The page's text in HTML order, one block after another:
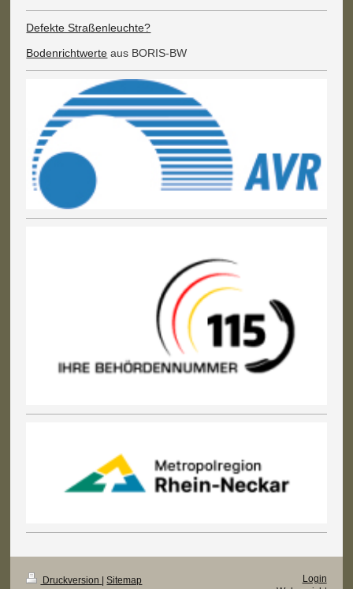
Defekte Straßenleuchte?
Bodenrichtwerte aus BORIS-BW
Druckversion | Sitemap
Login